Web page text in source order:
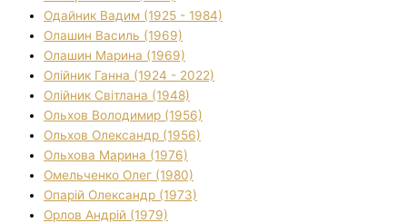
Одайник Вадим (1925 - 1984)
Олашин Василь (1969)
Олашин Марина (1969)
Олійник Ганна (1924 - 2022)
Олійник Світлана (1948)
Ольхов Володимир (1956)
Ольхов Олександр (1956)
Ольхова Марина (1976)
Омельченко Олег (1980)
Опарій Олександр (1973)
Орлов Андрій (1979)